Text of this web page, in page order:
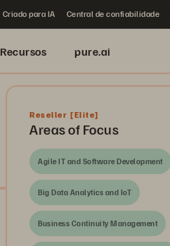
Criado para IA Central de confiabilidade
Recursos pure.ai
Reseller [Elite]
Areas of Focus
Agile IT and Software Development
Big Data Analytics and IoT
Business Continuity Management